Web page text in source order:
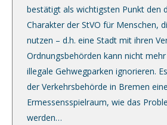
bestätigt als wichtigsten Punkt den
Charakter der StVO für Menschen,
nutzen – d.h. eine Stadt mit ihren
Ordnungsbehörden kann nicht
illegale Gehwegparken ignorieren.
der Verkehrsbehörde in Bremen
Ermessensspielraum, wie das
werden…